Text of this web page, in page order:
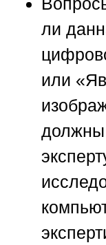
ли
или
должны